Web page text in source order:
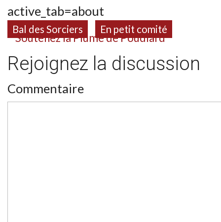
active_tab=about
Bal des Sorciers En petit comité
Rejoignez la discussion
Commentaire